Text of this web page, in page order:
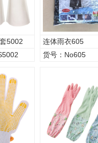
5002
连体雨衣605
货号：No605